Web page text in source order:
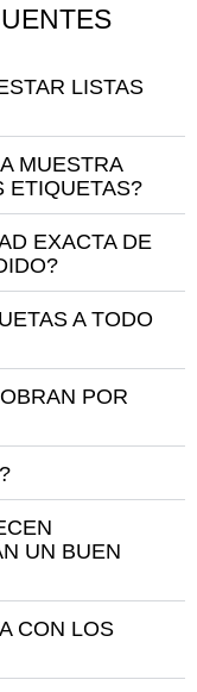
LISTAS
MUESTRA
ETIQUETAS?
EXACTA DE
A TODO
POR
UN BUEN
CON LOS